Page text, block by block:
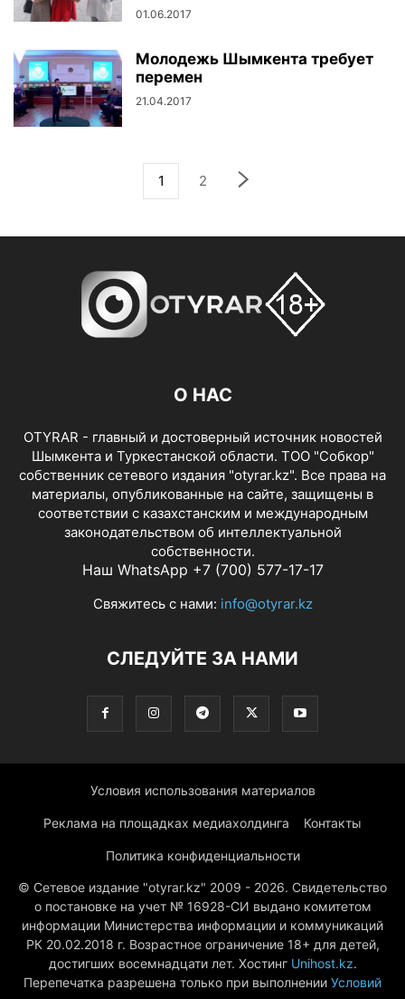
01.06.2017
Молодежь Шымкента требует
перемен
21.04.2017
1 2
О НАС
OTYRAR - главный и достоверный источник новостей
Шымкента и Туркестанской области. ТОО "Собкор"
собственник сетевого издания "otyrar.kz". Все права на
материалы, опубликованные на сайте, защищены в
соответствии с казахстанским и международным
законодательством об интеллектуальной
собственности.
Наш WhatsApp +7 (700) 577-17-17
Свяжитесь с нами: info@otyrar.kz
СЛЕДУЙТЕ ЗА НАМИ
Условия использования материалов
Реклама на площадках медиахолдинга Контакты
Политика конфиденциальности
© Сетевое издание "otyrar.kz" 2009 - 2026. Свидетельство
о постановке на учет № 16928-СИ выдано комитетом
информации Министерства информации и коммуникаций
РК 20.02.2018 г. Возрастное ограничение 18+ для детей,
достигших восемнадцати лет. Хостинг Unihost.kz.
Перепечатка разрешена только при выполнении Условий